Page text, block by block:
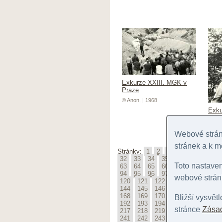
Exkurze XXIII. MGK v
Praze
© Anon, | 1968
Stránky: 1 2
32
33 34 35
63
64 65 66 67 68 69
94
95 96 97 100
120
121 122 123 124 125
144
145 146
168
169 170 171 172 173
192
193 194
217
218 219 220 221 222
241
242 243
Webové
stránek a k
Toto
webové
Bližší
stránce